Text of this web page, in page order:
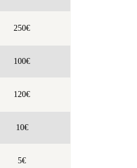
250€
100€
120€
10€
5€